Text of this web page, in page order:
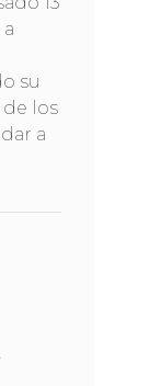
su
los
a